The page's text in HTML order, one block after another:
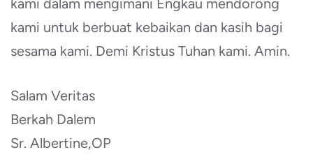
kami dalam mengimani Engkau mendorong
kami untuk berbuat kebaikan dan kasih bagi
sesama kami. Demi Kristus Tuhan kami. Amin.
Salam Veritas
Berkah Dalem
Sr. Albertine,OP